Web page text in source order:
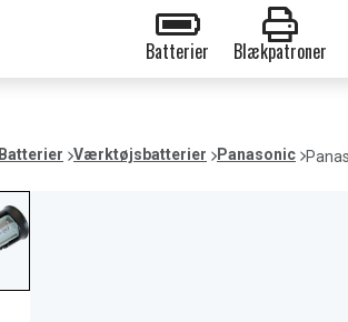
Batterier Blækpatroner
Batterier Værktøjsbatterier Panasonic